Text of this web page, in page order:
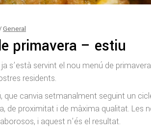
General
primavera – estiu
s’està servint el nou menú de
residents.
que canvia setmanalment seguint un
de proximitat i de màxima qualitat. Les
i aquest n’és el resultat.